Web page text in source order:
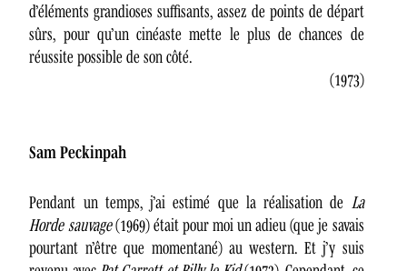
d’éléments grandioses suffisants, assez de points de départ
sûrs, pour qu’un cinéaste mette le plus de chances de
réussite possible de son côté.
(1973)
Sam Peckinpah
Pendant un temps, j’ai estimé que la réalisation de La
Horde sauvage(1969) était pour moi un adieu (que je savais
pourtant n’être que momentané) au western. Et j’y suis